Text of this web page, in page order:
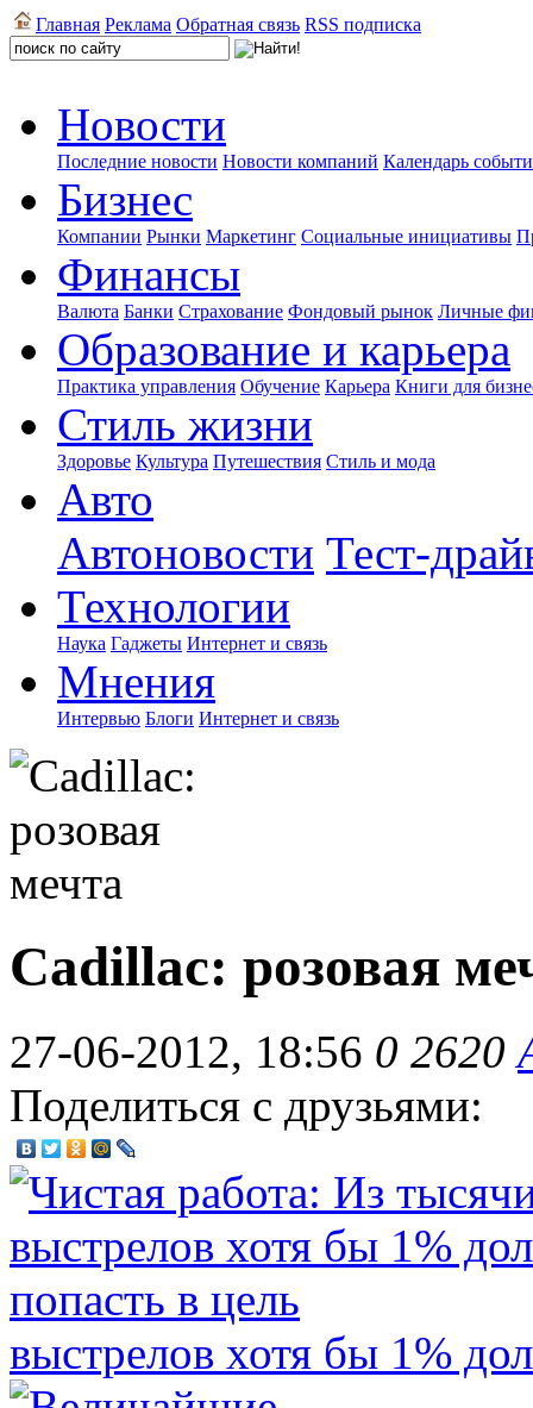
Главная Реклама Обратная связь RSS подписка
Новости
Последние новости Новости компаний Календарь
Бизнес
Компании Рынки Маркетинг Социальные инициативы
Финансы
Валюта Банки Страхование Фондовый рынок Личные
Образование и карьера
Практика управления Обучение Карьера Книги для
Стиль жизни
Здоровье Культура Путешествия Стиль и мода
Авто
Автоновости Тест-
Технологии
Наука Гаджеты Интернет и связь
Мнения
Интервью Блоги Интернет и связь
Cadillac: розовая
27-06-2012, 18:56 0 2620
Поделиться с друзьями:
выстрелов хотя бы 1%